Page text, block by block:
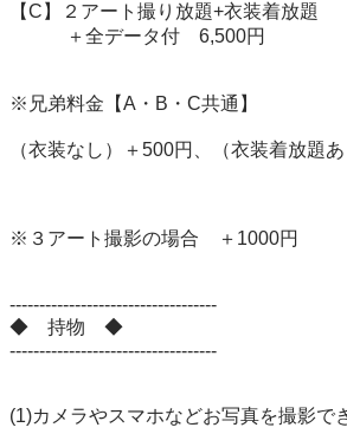
【C】２アート撮り放題+衣装着放題
＋全データ付　6,500円
※兄弟料金【A・B・C共通】
（衣装なし）＋500円、（衣装着放題
※３アート撮影の場合　＋1000円
-----------------------------------
◆　持物　◆
-----------------------------------
(1)カメラやスマホなどお写真を撮影で